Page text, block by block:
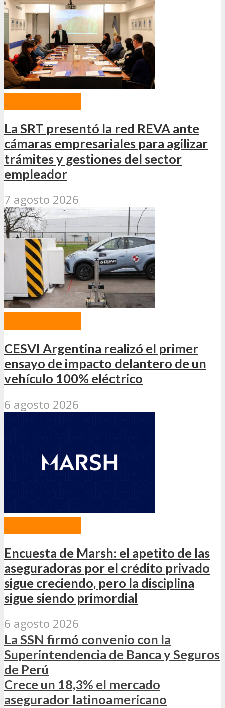
La SRT presentó la red REVA ante
cámaras empresariales para agilizar
trámites y gestiones del sector
empleador
7 agosto 2026
CESVI Argentina realizó el primer
ensayo de impacto delantero de un
vehículo 100% eléctrico
6 agosto 2026
Encuesta de Marsh: el apetito de las
aseguradoras por el crédito privado
sigue creciendo, pero la disciplina
sigue siendo primordial
6 agosto 2026
La SSN firmó convenio con la
Superintendencia de Banca y Seguros
de Perú
Crece un 18,3% el mercado
asegurador latinoamericano